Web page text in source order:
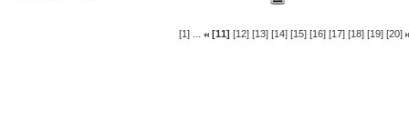
[1]... [11] [12] [13] [14] [15] [16] [17] [18] [19] [20]